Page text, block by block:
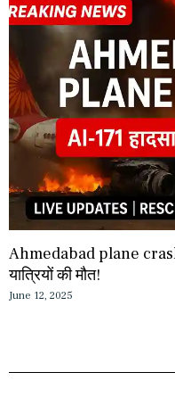
Ahmedabad plane
यात्रियों की मौत!
June 12, 2025